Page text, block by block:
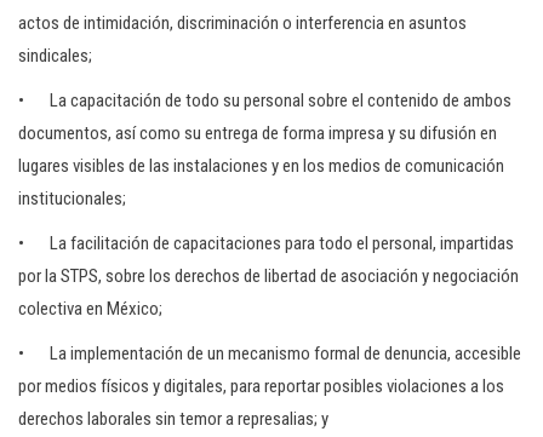
actos de intimidación, discriminación o interferencia en asuntos
sindicales;
• La capacitación de todo su personal sobre el contenido de ambos
documentos, así como su entrega de forma impresa y su difusión en
lugares visibles de las instalaciones y en los medios de comunicación
institucionales;
• La facilitación de capacitaciones para todo el personal, impartidas
por la STPS, sobre los derechos de libertad de asociación y negociación
colectiva en México;
• La implementación de un mecanismo formal de denuncia, accesible
por medios físicos y digitales, para reportar posibles violaciones a los
derechos laborales sin temor a represalias; y